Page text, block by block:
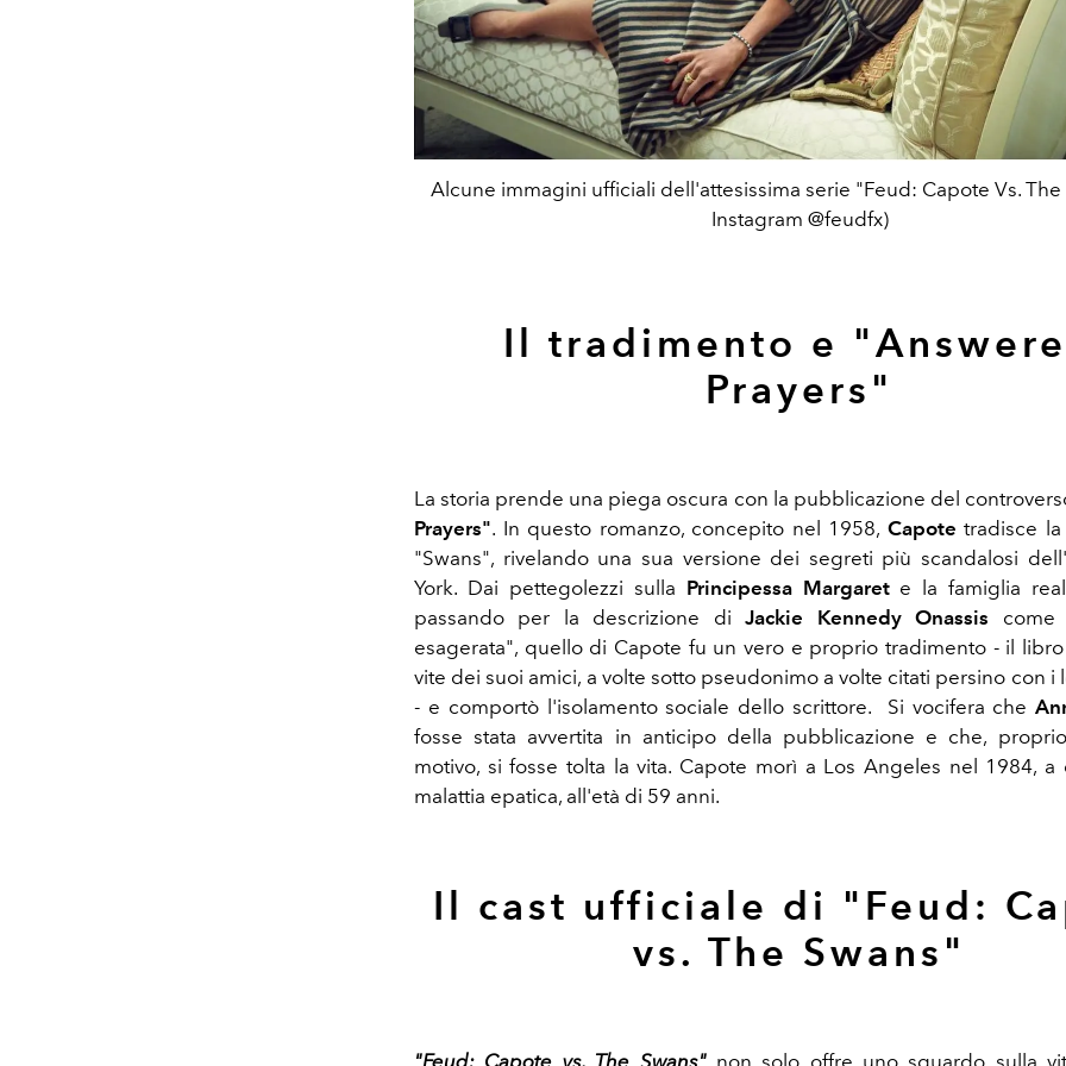
Alcune immagini ufficiali dell'attesissima serie "Feud: Capote Vs. The
Instagram @feudfx)
Il tradimento e
Prayers"
La storia prende una piega oscura con la pubblicazione del
Prayers". In questo romanzo, concepito nel 1958, Capote tradisce
"Swans", rivelando una sua versione dei segreti più scandalosi
York. Dai pettegolezzi sulla Principessa Margarete la famiglia
passando per la descrizione diJackie Kennedy Onassis come
esagerata", quello di Capote fu un vero e proprio tradimento - il
vite dei suoi amici, a volte sotto pseudonimo a volte citati persino con i
- e comportò l'isolamento sociale dello scrittore. Si vocifera che
fosse stata avvertita in anticipo della pubblicazione e che,
motivo, si fosse tolta la vita. Capote morì a Los Angeles nel 1984, a
malattia epatica, all'età di 59 anni.
Il cast ufficiale di "Feud:
vs. The Swans"